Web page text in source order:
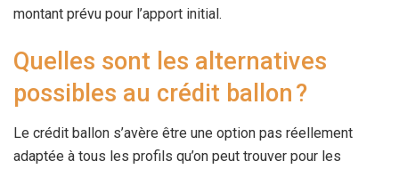
montant prévu pour l’apport initial.
Quelles sont les alternatives
possibles au crédit ballon ?
Le crédit ballon s’avère être une option pas réellement
adaptée à tous les profils qu’on peut trouver pour les